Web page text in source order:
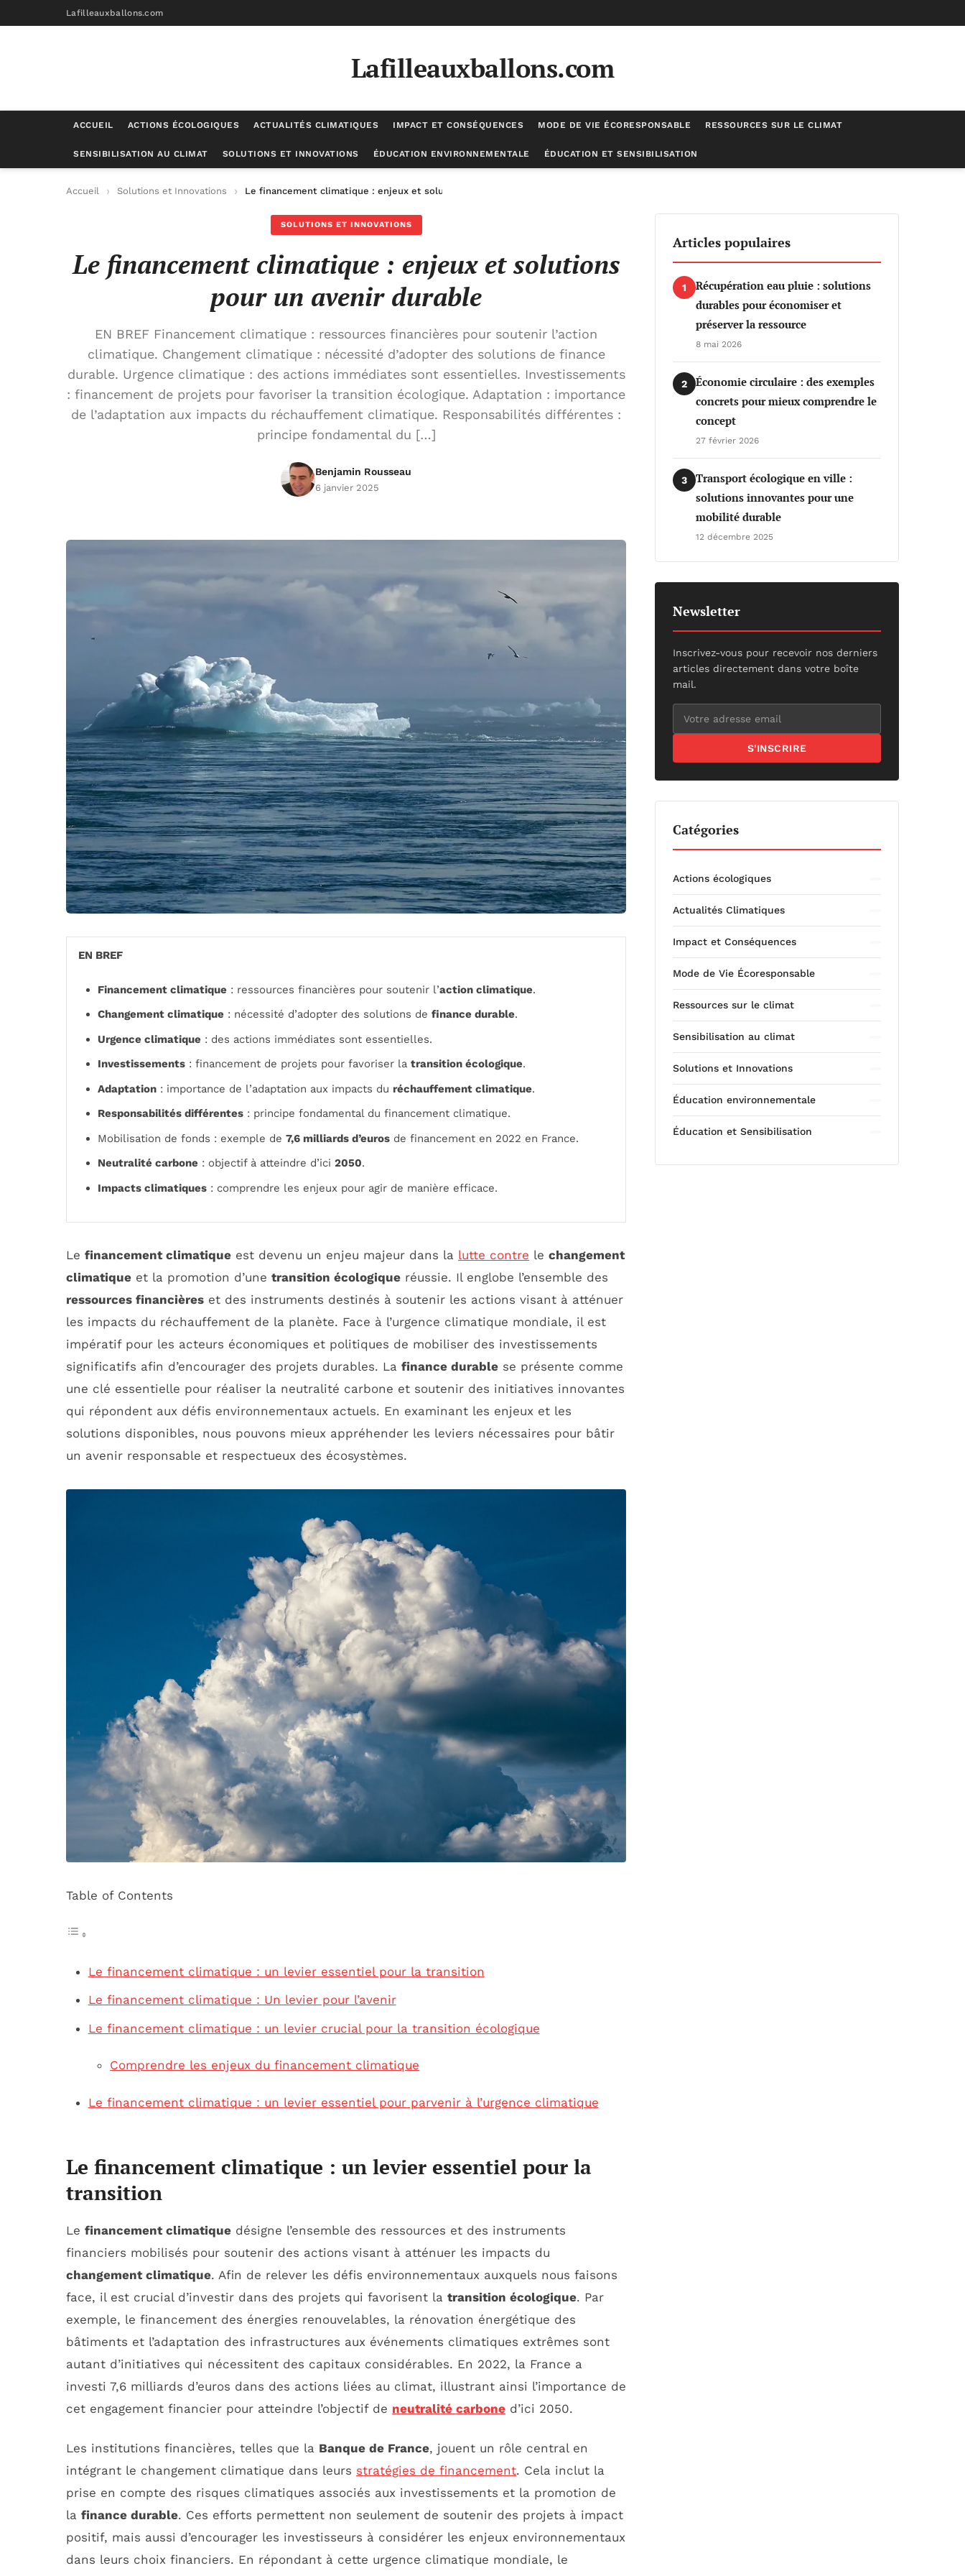
Lafilleauxballons.com
Lafilleauxballons.com
ACCUEIL ACTIONS ÉCOLOGIQUES ACTUALITÉS CLIMATIQUES IMPACT ET CONSÉQUENCES MODE DE VIE ÉCORESPONSABLE RESSOURCES SUR LE CLIMAT
SENSIBILISATION AU CLIMAT SOLUTIONS ET INNOVATIONS ÉDUCATION ENVIRONNEMENTALE ÉDUCATION ET SENSIBILISATION
Accueil Solutions et Innovations Le financement climatique : enjeux et solutions pour un avenir durable
SOLUTIONS ET INNOVATIONS
Le financement climatique : enjeux et solutions
pour un avenir durable
EN BREF Financement climatique : ressources financières pour soutenir l’action
climatique. Changement climatique : nécessité d’adopter des solutions de finance
durable. Urgence climatique : des actions immédiates sont essentielles. Investissements
: financement de projets pour favoriser la transition écologique. Adaptation : importance
de l’adaptation aux impacts du réchauffement climatique. Responsabilités différentes :
principe fondamental du […]
Benjamin Rousseau
6 janvier 2025
EN BREF
Financement climatique : ressources financières pour soutenir l’action climatique.
Changement climatique : nécessité d’adopter des solutions de finance durable.
Urgence climatique : des actions immédiates sont essentielles.
Investissements : financement de projets pour favoriser la transition écologique.
Adaptation : importance de l’adaptation aux impacts du réchauffement climatique.
Responsabilités différentes : principe fondamental du financement climatique.
Mobilisation de fonds : exemple de 7,6 milliards d’euros de financement en 2022 en France.
Neutralité carbone : objectif à atteindre d’ici 2050.
Impacts climatiques : comprendre les enjeux pour agir de manière efficace.
Le financement climatique est devenu un enjeu majeur dans la lutte contre le changement
climatique et la promotion d’une transition écologique réussie. Il englobe l’ensemble des
ressources financières et des instruments destinés à soutenir les actions visant à atténuer
les impacts du réchauffement de la planète. Face à l’urgence climatique mondiale, il est
impératif pour les acteurs économiques et politiques de mobiliser des investissements
significatifs afin d’encourager des projets durables. La finance durable se présente comme
une clé essentielle pour réaliser la neutralité carbone et soutenir des initiatives innovantes
qui répondent aux défis environnementaux actuels. En examinant les enjeux et les
solutions disponibles, nous pouvons mieux appréhender les leviers nécessaires pour bâtir
un avenir responsable et respectueux des écosystèmes.
Table of Contents
Le financement climatique : un levier essentiel pour la transition
Le financement climatique : Un levier pour l’avenir
Le financement climatique : un levier crucial pour la transition écologique
Comprendre les enjeux du financement climatique
Le financement climatique : un levier essentiel pour parvenir à l’urgence climatique
Le financement climatique : un levier essentiel pour la
transition
Le financement climatique désigne l’ensemble des ressources et des instruments
financiers mobilisés pour soutenir des actions visant à atténuer les impacts du
changement climatique. Afin de relever les défis environnementaux auxquels nous faisons
face, il est crucial d’investir dans des projets qui favorisent la transition écologique. Par
exemple, le financement des énergies renouvelables, la rénovation énergétique des
bâtiments et l’adaptation des infrastructures aux événements climatiques extrêmes sont
autant d’initiatives qui nécessitent des capitaux considérables. En 2022, la France a
investi 7,6 milliards d’euros dans des actions liées au climat, illustrant ainsi l’importance de
cet engagement financier pour atteindre l’objectif de neutralité carbone d’ici 2050.
Les institutions financières, telles que la Banque de France, jouent un rôle central en
intégrant le changement climatique dans leurs stratégies de financement. Cela inclut la
prise en compte des risques climatiques associés aux investissements et la promotion de
la finance durable. Ces efforts permettent non seulement de soutenir des projets à impact
positif, mais aussi d’encourager les investisseurs à considérer les enjeux environnementaux
dans leurs choix financiers. En répondant à cette urgence climatique mondiale, le
Articles populaires
1
Récupération eau pluie : solutions
durables pour économiser et
préserver la ressource
8 mai 2026
2
Économie circulaire : des exemples
concrets pour mieux comprendre le
concept
27 février 2026
3
Transport écologique en ville :
solutions innovantes pour une
mobilité durable
12 décembre 2025
Newsletter
Inscrivez-vous pour recevoir nos derniers
articles directement dans votre boîte
mail.
S'INSCRIRE
Catégories
Actions écologiques
Actualités Climatiques
Impact et Conséquences
Mode de Vie Écoresponsable
Ressources sur le climat
Sensibilisation au climat
Solutions et Innovations
Éducation environnementale
Éducation et Sensibilisation